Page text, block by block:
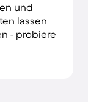
und
lassen
- probiere